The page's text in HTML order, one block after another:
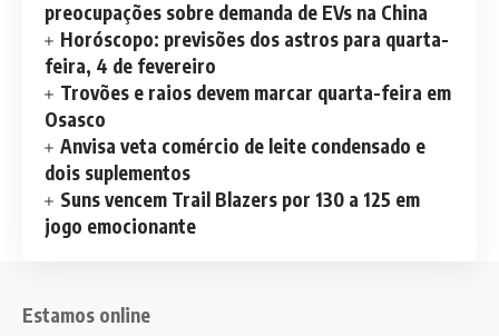
preocupações sobre demanda de EVs na China
Horóscopo: previsões dos astros para quarta-
feira, 4 de fevereiro
Trovões e raios devem marcar quarta-feira em
Osasco
Anvisa veta comércio de leite condensado e
dois suplementos
Suns vencem Trail Blazers por 130 a 125 em
jogo emocionante
Estamos online